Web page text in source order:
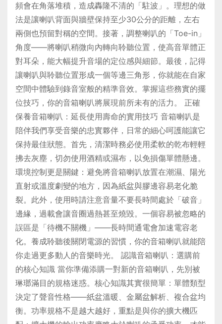
頻會在角落堆積，造成轟隆不清的「駐波」。理想的做
法是讓喇叭背面與牆壁保持至少30公分的距離，左右
兩側也預留對稱的空間。接著，調整喇叭的「Toe-in」
角度——將喇叭稍微向內轉向聆聽位置，使高音單體正
對耳朵，能大幅提升音場的定位感與細節。最後，記得
讓喇叭與聆聽位置形成一個等邊三角形，你就能在自家
空間中體驗到錄音室般的精準音效。掌握這些務實的擺
位技巧，你的音箱喇叭將展現前所未有的活力。 正確
保養音箱喇叭：延長使用壽命的實用技巧 音箱喇叭是
陪伴我們享受音樂的忠實夥伴，日常的細心呵護能讓它
保持最佳狀態。首先，清潔時務必使用柔軟的乾布輕輕
拂去灰塵，切勿使用酒精或濕布，以免損傷單體懸邊。
環境控制更是關鍵：避免將音箱喇叭放置在潮濕、陽光
直射或溫度劇變的地方，因為紙盆與膠邊容易老化脆
裂。此外，使用時請注意音量不要長時間處於「破音」
邊緣，過載會讓音圈過熱甚至燒毀。一個容易被忽略的
誤區是「待機不關機」——長時間通電會加速電容老
化。養成聆聽後關閉電源的習慣，你的音箱喇叭就能陪
你走過更多動人的音樂時光。 認識音箱喇叭：選購前
的核心知識 當你準備添購一對新的音箱喇叭，先別被
琳瑯滿目的規格迷惑。核心知識其實很簡單：單體類型
決定了聲音性格——紙盆溫暖、金屬盆解析、複合盆均
衡。功率規格不是越大越好，重點是與你的擴大機匹